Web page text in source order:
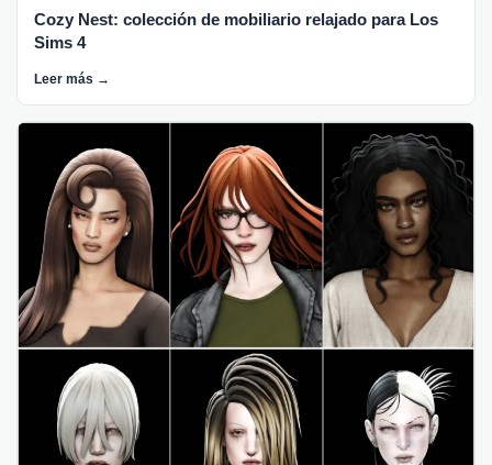
Cozy Nest: colección de mobiliario relajado para Los
Sims 4
Leer más →